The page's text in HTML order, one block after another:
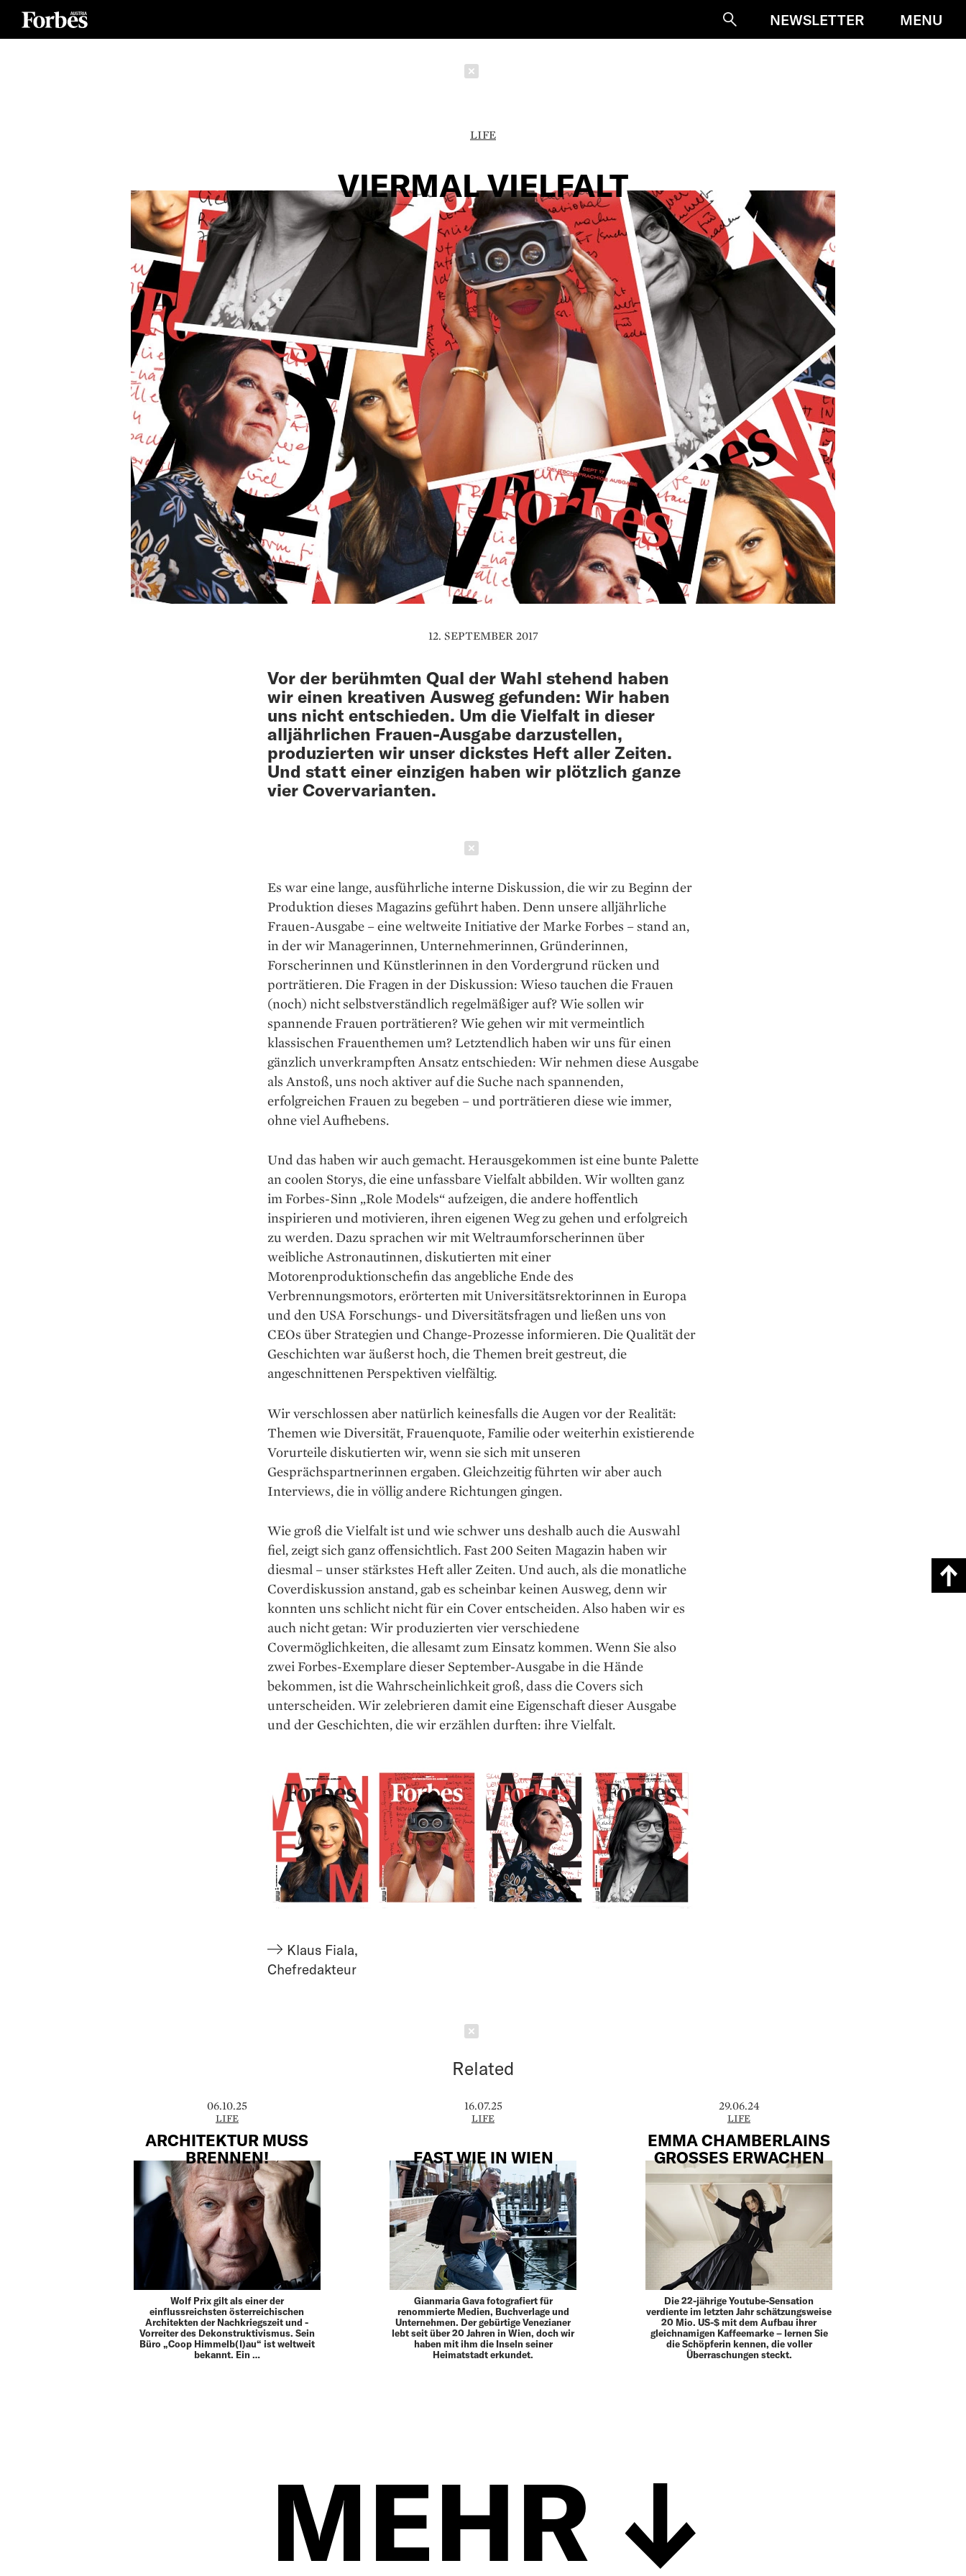
SucheNEWSLETTER MENU
LIFE
VIERMAL VIELFALT
12. SEPTEMBER 2017
Vor der berühmten Qual der Wahl stehend haben
wir einen kreativen Ausweg gefunden: Wir haben
uns nicht entschieden. Um die Vielfalt in dieser
alljährlichen Frauen-Ausgabe darzustellen,
produzierten wir unser dickstes Heft aller Zeiten.
Und statt einer einzigen haben wir plötzlich ganze
vier Covervarianten.
Es war eine lange, ausführliche interne Diskussion, die wir zu Beginn der
Produktion dieses Magazins geführt haben. Denn unsere alljährliche
Frauen-Ausgabe – eine weltweite Initiative der Marke Forbes – stand an,
in der wir Managerinnen, Unternehmerinnen, Gründerinnen,
Forscherinnen und Künstlerinnen in den Vordergrund rücken und
porträtieren. Die Fragen in der Diskussion: Wieso tauchen die Frauen
(noch) nicht selbstverständlich regelmäßiger auf? Wie sollen wir
spannende Frauen porträtieren? Wie gehen wir mit vermeintlich
klassischen Frauenthemen um? Letztendlich haben wir uns für einen
gänzlich unverkrampften Ansatz entschieden: Wir nehmen diese Ausgabe
als Anstoß, uns noch aktiver auf die Suche nach spannenden,
erfolgreichen Frauen zu begeben – und porträtieren diese wie immer,
ohne viel Aufhebens.
Und das haben wir auch gemacht. Herausgekommen ist eine bunte Palette
an coolen Storys, die eine unfassbare Vielfalt abbilden. Wir wollten ganz
im Forbes-Sinn „Role Models“ aufzeigen, die andere hoffentlich
inspirieren und motivieren, ihren eigenen Weg zu gehen und erfolgreich
zu werden. Dazu sprachen wir mit Weltraumforscherinnen über
weibliche Astronautinnen, diskutierten mit einer
Motorenproduktionschefin das angebliche Ende des
Verbrennungsmotors, erörterten mit Universitätsrektorinnen in Europa
und den USA Forschungs- und Diversitätsfragen und ließen uns von
CEOs über Strategien und Change-Prozesse informieren. Die Qualität der
Geschichten war äußerst hoch, die Themen breit gestreut, die
angeschnittenen Perspektiven vielfältig.
Wir verschlossen aber natürlich keinesfalls die Augen vor der Realität:
Themen wie Diversität, Frauenquote, Familie oder weiterhin existierende
Vorurteile diskutierten wir, wenn sie sich mit unseren
Gesprächspartnerinnen ergaben. Gleichzeitig führten wir aber auch
Interviews, die in völlig andere Richtungen gingen.
Wie groß die Vielfalt ist und wie schwer uns deshalb auch die Auswahl
fiel, zeigt sich ganz offensichtlich. Fast 200 Seiten Magazin haben wir
diesmal – unser stärkstes Heft aller Zeiten. Und auch, als die monatliche
Coverdiskussion anstand, gab es scheinbar keinen Ausweg, denn wir
konnten uns schlicht nicht für ein Cover entscheiden. Also haben wir es
auch nicht getan: Wir produzierten vier verschiedene
Covermöglichkeiten, die allesamt zum Einsatz kommen. Wenn Sie also
zwei Forbes-Exemplare dieser September-Ausgabe in die Hände
bekommen, ist die Wahrscheinlichkeit groß, dass die Covers sich
unterscheiden. Wir zelebrieren damit eine Eigenschaft dieser Ausgabe
und der Geschichten, die wir erzählen durften: ihre Vielfalt.
Klaus Fiala,
Chefredakteur
Related
06.10.25
LIFE
ARCHITEKTUR MUSS
BRENNEN!
Wolf Prix gilt als einer der
einflussreichsten ­öster­­reichischen
Architekten der Nachkriegszeit und ­
Vorreiter des ­De­konstruktivismus. Sein
Büro „Coop ­Himmelb(l)au“ ist ­weltweit
bekannt. Ein …
16.07.25
LIFE
FAST WIE IN WIEN
Gianmaria Gava fotografiert für
renommierte Medien, Buchverlage und
Unternehmen. Der gebürtige Venezianer
lebt seit über 20 Jahren in Wien, doch wir
haben mit ihm die Inseln seiner
Heimatstadt erkundet.
29.06.24
LIFE
EMMA CHAMBERLAINS
GROSSES ERWACHEN
Die 22-jährige Youtube-Sensation
verdiente im letzten Jahr schätzungsweise
20 Mio. US-$ mit dem Aufbau ihrer
gleichnamigen Kaffeemarke – lernen Sie
die Schöpferin kennen, die voller
Überraschungen steckt.
MEHR